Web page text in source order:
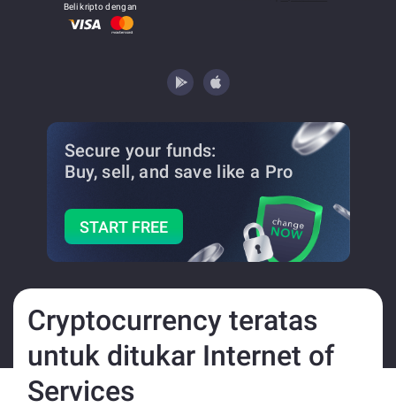
Beli kripto dengan
Secure your funds:
Buy, sell, and save like a Pro
START FREE
Cryptocurrency teratas
untuk ditukar Internet of
Services